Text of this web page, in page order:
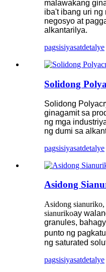
malawakang
iba't ibang uri ng
negosyo at
alkantarilya.
pagsisiyasatdetalye
Solidong
Solidong
ginagamit sa
ng mga
ng dumi sa
pagsisiyasatdetalye
Asidong
Asidong
sianurikoay
granules,
punto ng
ng saturated
pagsisiyasatdetalye